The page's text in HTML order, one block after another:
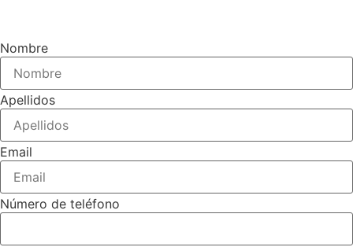
Nombre
Apellidos
Email
Número de teléfono